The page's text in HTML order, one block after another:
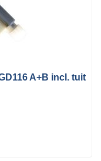
A+B incl. tuit